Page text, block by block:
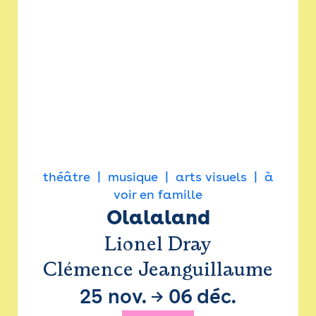
théâtre musique arts visuels
à
voir en famille
Olalaland
Lionel Dray
Clémence Jeanguillaume
25 nov. → 06 déc.